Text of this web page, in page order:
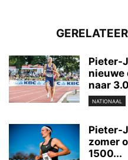
Pieter-
nieuwe
naar
NATIONAAL
Pieter-
zomer
1500...